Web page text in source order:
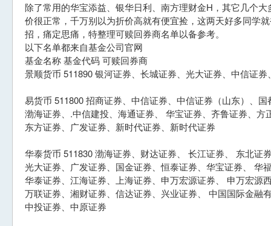
除了常用的华宝添益、银华日利、南方理财金H，其它几个
价很正常，千万别以为折价高就有便宜捡，这两天好多同学
招，痛定思痛，特整理可赎回券商名单以备参考。
以下名单都来自基金公司官网
基金名称 基金代码 可赎回券商
景顺货币 511890 银河证券、长城证券、光大证券、中信证
易货币 511800 招商证券、中信证券、中信证券（山东）、
渤海证券、.中信建投、海通证券、 华宝证券、齐鲁证券、方
东方证券、广发证券、新时代证券、新时代证券
华泰货币 511830 渤海证券、财达证券、 长江证券、 东北证
光大证券、广发证券、国金证券、恒泰证券、华宝证券、 华
华泰证券、江海证券、上海证券、申万宏源证券、 申万宏源
万联证券、湘财证券、信达证券、兴业证券、 中国国际金融
中投证券、中原证券